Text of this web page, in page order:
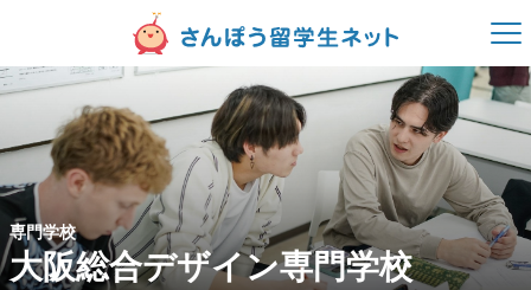
専門学校
大阪総合デザイン専門学校